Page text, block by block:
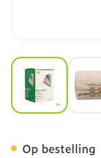
View larger
Op bestelling